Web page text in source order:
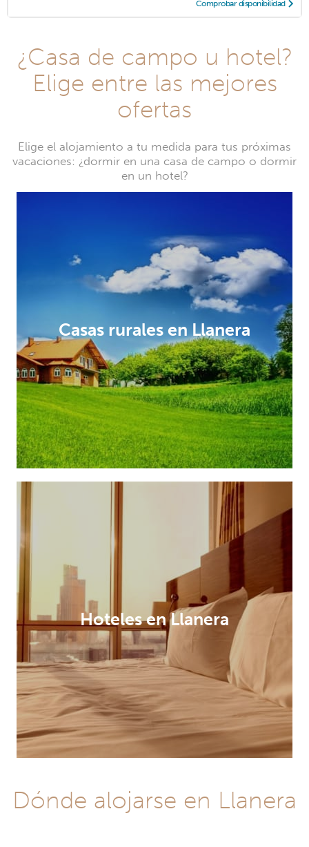
Comprobar disponibilidad
¿Casa de campo u hotel?
Elige entre las mejores
ofertas
Elige el alojamiento a tu medida para tus próximas
vacaciones: ¿dormir en una casa de campo o dormir
en un hotel?
Casas rurales en Llanera
Hoteles en Llanera
Dónde alojarse en Llanera